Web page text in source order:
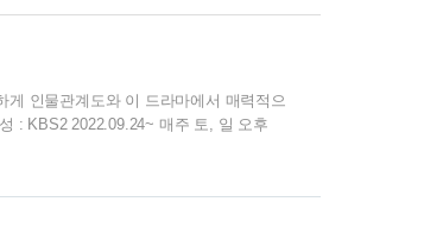
인물관계도와 이 드라마에서 매력적으
: KBS2 2022.09.24~ 매주 토, 일 오후
이유진, 이태성, 김승수, 송승환, 이경진,
나 두 사람이 행복을 찾아 나선 한국형 가
27회까지 방영되며 총 50부작의 드라마가